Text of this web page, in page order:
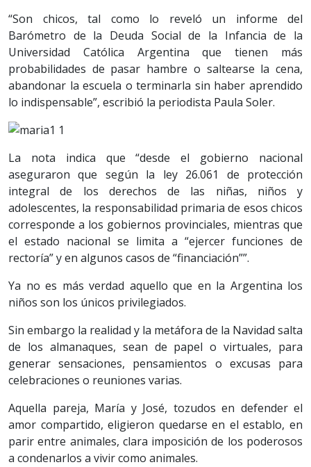
“Son chicos, tal como lo reveló un informe del
Barómetro de la Deuda Social de la Infancia de la
Universidad Católica Argentina que tienen más
probabilidades de pasar hambre o saltearse la cena,
abandonar la escuela o terminarla sin haber aprendido
lo indispensable”, escribió la periodista Paula Soler.
La nota indica que “desde el gobierno nacional
aseguraron que según la ley 26.061 de protección
integral de los derechos de las niñas, niños y
adolescentes, la responsabilidad primaria de esos chicos
corresponde a los gobiernos provinciales, mientras que
el estado nacional se limita a “ejercer funciones de
rectoría” y en algunos casos de “financiación””.
Ya no es más verdad aquello que en la Argentina los
niños son los únicos privilegiados.
Sin embargo la realidad y la metáfora de la Navidad salta
de los almanaques, sean de papel o virtuales, para
generar sensaciones, pensamientos o excusas para
celebraciones o reuniones varias.
Aquella pareja, María y José, tozudos en defender el
amor compartido, eligieron quedarse en el establo, en
parir entre animales, clara imposición de los poderosos
a condenarlos a vivir como animales.